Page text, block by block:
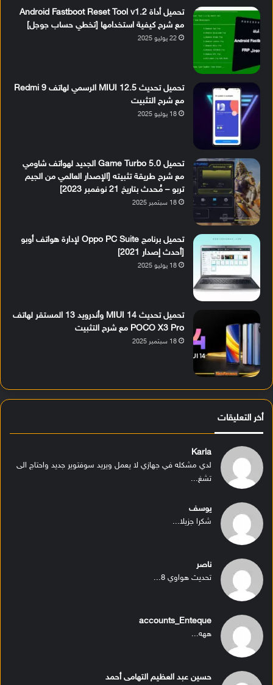
تحميل أداة Android Fastboot Reset Tool v1.2
مع شرح كيفية استخدامها [تخطي حساب جوجل]
22 يوليو 2025
تحميل تحديث MIUI 12.5 الرسمي لهاتف Redmi 9
مع شرح التثبيت
18 يوليو 2025
تحميل Game Turbo 5.0 الجديد لهواتف شاومي
مع شرح طريقة تثبيته [الإصدار العالمي من الجيم
تربو – مُحدث بتاريخ 21 نوفمبر 2023]
18 سبتمبر 2025
تحميل برنامج Oppo PC Suite لإدارة هواتف أوبو
[أحدث إصدار 2021]
18 يوليو 2025
تحميل تحديث MIUI 14 وأندرويد 13 المستقر لهاتف
POCO X3 Pro مع شرح التثبيت
18 سبتمبر 2025
أخر التعليقات
Karla
لدي مشكله في جهازي لا يعمل ويريد سوفتوير جديد واحتاج الى
تشغ...
يوسف
شكرا جزيلا...
ناصر
تحديث هواوي 8...
accounts_Enteque
ههه...
حسين عبد العظيم التهامى أحمد